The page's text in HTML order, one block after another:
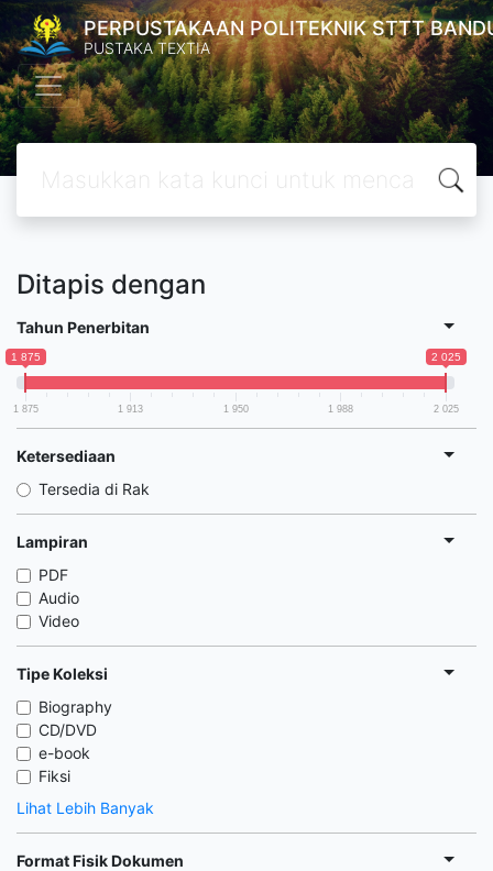
PERPUSTAKAAN POLITEKNIK STTT
PUSTAKA TEXTIA
Ditapis dengan
Tahun Penerbitan
1 875 2 025
1 875 1 913 1 950 1 988 2 025
Ketersediaan
Tersedia di Rak
Lampiran
PDF
Audio
Video
Tipe Koleksi
Biography
CD/DVD
e-book
Fiksi
Lihat Lebih Banyak
Format Fisik Dokumen